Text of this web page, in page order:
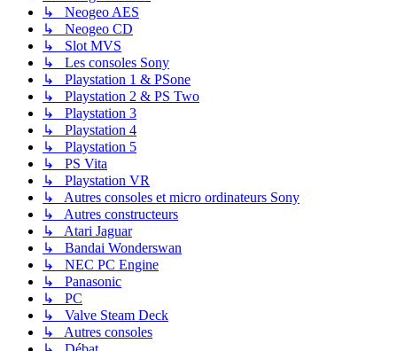
↳ Neogeo AES
↳ Neogeo CD
↳ Slot MVS
↳ Les consoles Sony
↳ Playstation 1 & PSone
↳ Playstation 2 & PS Two
↳ Playstation 3
↳ Playstation 4
↳ Playstation 5
↳ PS Vita
↳ Playstation VR
↳ Autres consoles et micro ordinateurs Sony
↳ Autres constructeurs
↳ Atari Jaguar
↳ Bandai Wonderswan
↳ NEC PC Engine
↳ Panasonic
↳ PC
↳ Valve Steam Deck
↳ Autres consoles